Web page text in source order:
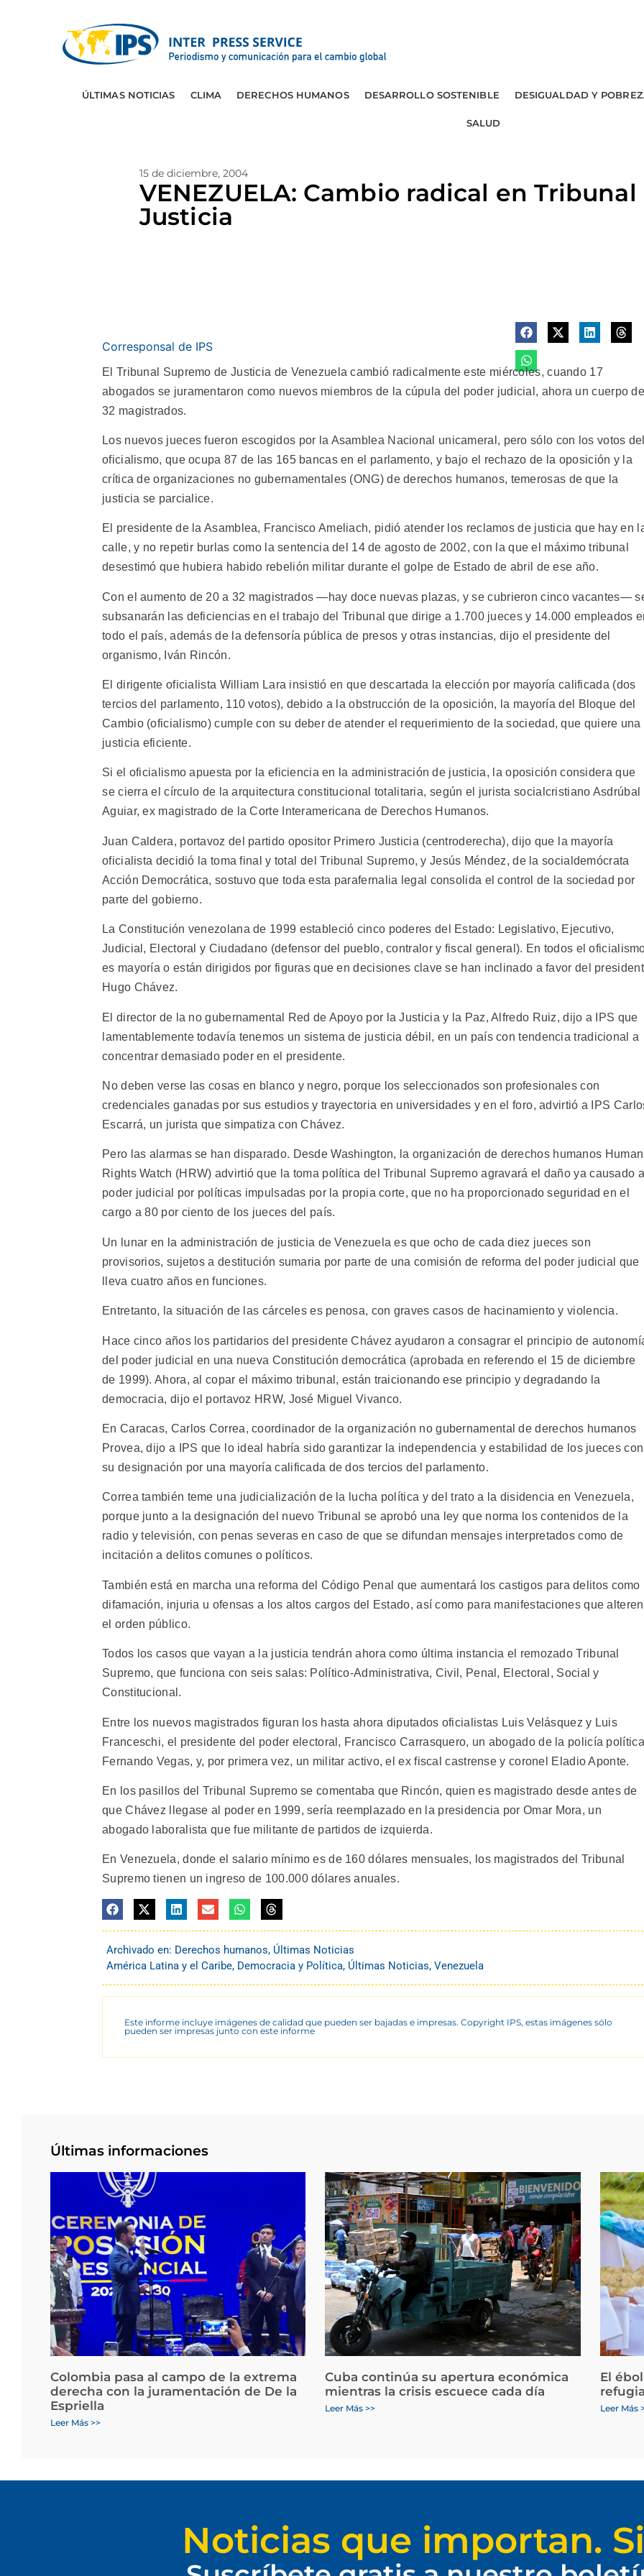
ÚLTIMAS NOTICIAS CLIMA DERECHOS HUMANOS DESARROLLO SOSTENIBLE DESIGUALDAD Y
SALUD
15 de diciembre, 2004
VENEZUELA: Cambio radical en
Justicia
Corresponsal de IPS
El Tribunal Supremo de Justicia de Venezuela cambió radicalmente este miércoles, cuando 17
abogados se juramentaron como nuevos miembros de la cúpula del poder judicial, ahora un cuerpo
32 magistrados.
Los nuevos jueces fueron escogidos por la Asamblea Nacional unicameral, pero sólo con los votos
oficialismo, que ocupa 87 de las 165 bancas en el parlamento, y bajo el rechazo de la oposición y la
crítica de organizaciones no gubernamentales (ONG) de derechos humanos, temerosas de que la
justicia se parcialice.
El presidente de la Asamblea, Francisco Ameliach, pidió atender los reclamos de justicia que hay en
calle, y no repetir burlas como la sentencia del 14 de agosto de 2002, con la que el máximo tribunal
desestimó que hubiera habido rebelión militar durante el golpe de Estado de abril de ese año.
Con el aumento de 20 a 32 magistrados —hay doce nuevas plazas, y se cubrieron cinco vacantes—
subsanarán las deficiencias en el trabajo del Tribunal que dirige a 1.700 jueces y 14.000 empleados
todo el país, además de la defensoría pública de presos y otras instancias, dijo el presidente del
organismo, Iván Rincón.
El dirigente oficialista William Lara insistió en que descartada la elección por mayoría calificada (dos
tercios del parlamento, 110 votos), debido a la obstrucción de la oposición, la mayoría del Bloque del
Cambio (oficialismo) cumple con su deber de atender el requerimiento de la sociedad, que quiere una
justicia eficiente.
Si el oficialismo apuesta por la eficiencia en la administración de justicia, la oposición considera que
se cierra el círculo de la arquitectura constitucional totalitaria, según el jurista socialcristiano Asdrúbal
Aguiar, ex magistrado de la Corte Interamericana de Derechos Humanos.
Juan Caldera, portavoz del partido opositor Primero Justicia (centroderecha), dijo que la mayoría
oficialista decidió la toma final y total del Tribunal Supremo, y Jesús Méndez, de la socialdemócrata
Acción Democrática, sostuvo que toda esta parafernalia legal consolida el control de la sociedad por
parte del gobierno.
La Constitución venezolana de 1999 estableció cinco poderes del Estado: Legislativo, Ejecutivo,
Judicial, Electoral y Ciudadano (defensor del pueblo, contralor y fiscal general). En todos el
es mayoría o están dirigidos por figuras que en decisiones clave se han inclinado a favor del
Hugo Chávez.
El director de la no gubernamental Red de Apoyo por la Justicia y la Paz, Alfredo Ruiz, dijo a IPS que
lamentablemente todavía tenemos un sistema de justicia débil, en un país con tendencia tradicional a
concentrar demasiado poder en el presidente.
No deben verse las cosas en blanco y negro, porque los seleccionados son profesionales con
credenciales ganadas por sus estudios y trayectoria en universidades y en el foro, advirtió a IPS
Escarrá, un jurista que simpatiza con Chávez.
Pero las alarmas se han disparado. Desde Washington, la organización de derechos humanos Human
Rights Watch (HRW) advirtió que la toma política del Tribunal Supremo agravará el daño ya causado
poder judicial por políticas impulsadas por la propia corte, que no ha proporcionado seguridad en el
cargo a 80 por ciento de los jueces del país.
Un lunar en la administración de justicia de Venezuela es que ocho de cada diez jueces son
provisorios, sujetos a destitución sumaria por parte de una comisión de reforma del poder judicial que
lleva cuatro años en funciones.
Entretanto, la situación de las cárceles es penosa, con graves casos de hacinamiento y violencia.
Hace cinco años los partidarios del presidente Chávez ayudaron a consagrar el principio de
del poder judicial en una nueva Constitución democrática (aprobada en referendo el 15 de diciembre
de 1999). Ahora, al copar el máximo tribunal, están traicionando ese principio y degradando la
democracia, dijo el portavoz HRW, José Miguel Vivanco.
En Caracas, Carlos Correa, coordinador de la organización no gubernamental de derechos humanos
Provea, dijo a IPS que lo ideal habría sido garantizar la independencia y estabilidad de los jueces con
su designación por una mayoría calificada de dos tercios del parlamento.
Correa también teme una judicialización de la lucha política y del trato a la disidencia en Venezuela,
porque junto a la designación del nuevo Tribunal se aprobó una ley que norma los contenidos de la
radio y televisión, con penas severas en caso de que se difundan mensajes interpretados como de
incitación a delitos comunes o políticos.
También está en marcha una reforma del Código Penal que aumentará los castigos para delitos como
difamación, injuria u ofensas a los altos cargos del Estado, así como para manifestaciones que alteren
el orden público.
Todos los casos que vayan a la justicia tendrán ahora como última instancia el remozado Tribunal
Supremo, que funciona con seis salas: Político-Administrativa, Civil, Penal, Electoral, Social y
Constitucional.
Entre los nuevos magistrados figuran los hasta ahora diputados oficialistas Luis Velásquez y Luis
Franceschi, el presidente del poder electoral, Francisco Carrasquero, un abogado de la policía
Fernando Vegas, y, por primera vez, un militar activo, el ex fiscal castrense y coronel Eladio Aponte.
En los pasillos del Tribunal Supremo se comentaba que Rincón, quien es magistrado desde antes de
que Chávez llegase al poder en 1999, sería reemplazado en la presidencia por Omar Mora, un
abogado laboralista que fue militante de partidos de izquierda.
En Venezuela, donde el salario mínimo es de 160 dólares mensuales, los magistrados del Tribunal
Supremo tienen un ingreso de 100.000 dólares anuales.
Archivado en: Derechos humanos, Últimas Noticias
América Latina y el Caribe, Democracia y Política, Últimas Noticias, Venezuela
Este informe incluye imágenes de calidad que pueden ser bajadas e impresas. Copyright IPS, estas imágenes sólo
pueden ser impresas junto con este informe
Últimas informaciones
Colombia pasa al campo de la extrema
derecha con la juramentación de De la
Espriella
Leer Más >>
Cuba continúa su apertura económica
mientras la crisis escuece cada día
Leer Más >>
El
Leer Más
Noticias que importan.